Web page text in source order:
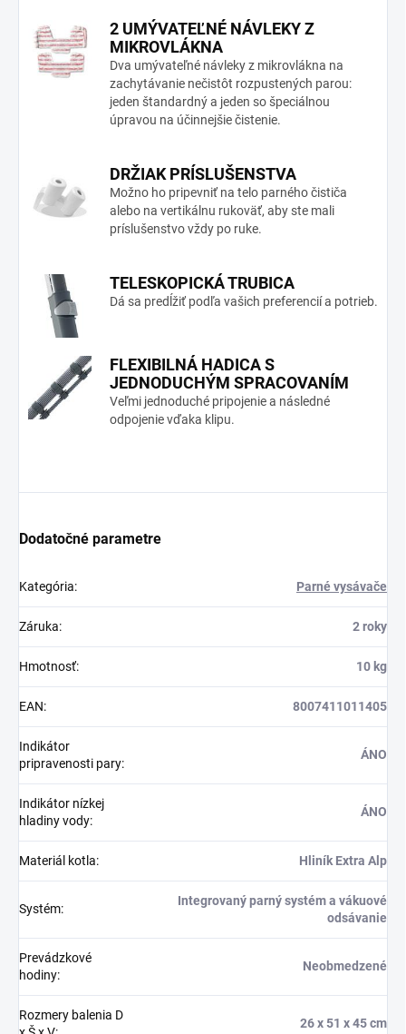
2 UMÝVATEĽNÉ NÁVLEKY Z
MIKROVLÁKNA
Dva umývateľné návleky z mikrovlákna na
zachytávanie nečistôt rozpustených parou:
jeden štandardný a jeden so špeciálnou
úpravou na účinnejšie čistenie.
DRŽIAK PRÍSLUŠENSTVA
Možno ho pripevniť na telo parného čističa
alebo na vertikálnu rukoväť, aby ste mali
príslušenstvo vždy po ruke.
TELESKOPICKÁ TRUBICA
Dá sa predĺžiť podľa vašich preferencií a potrieb.
FLEXIBILNÁ HADICA S
JEDNODUCHÝM SPRACOVANÍM
Veľmi jednoduché pripojenie a následné
odpojenie vďaka klipu.
Dodatočné parametre
Kategória: Parné vysávače
Záruka: 2 roky
Hmotnosť: 10 kg
EAN: 8007411011405
Indikátor
pripravenosti pary:
ÁNO
Indikátor nízkej
hladiny vody:
ÁNO
Materiál kotla: Hliník Extra Alp
Systém:
Integrovaný parný systém a vákuové
odsávanie
Prevádzkové
hodiny:
Neobmedzené
Rozmery balenia D
26 x 51 x 45 cm